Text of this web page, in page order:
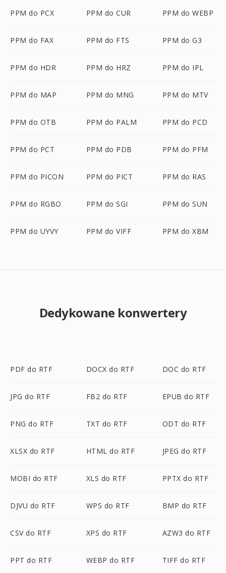
PPM do PCX PPM do CUR PPM do WEBP
PPM do FAX PPM do FTS PPM do G3
PPM do HDR PPM do HRZ PPM do IPL
PPM do MAP PPM do MNG PPM do MTV
PPM do OTB PPM do PALM PPM do PCD
PPM do PCT PPM do PDB PPM do PFM
PPM do PICON PPM do PICT PPM do RAS
PPM do RGBO PPM do SGI PPM do SUN
PPM do UYVY PPM do VIFF PPM do XBM
Dedykowane konwertery
PDF do RTF DOCX do RTF DOC do RTF
JPG do RTF FB2 do RTF EPUB do RTF
PNG do RTF TXT do RTF ODT do RTF
XLSX do RTF HTML do RTF JPEG do RTF
MOBI do RTF XLS do RTF PPTX do RTF
DJVU do RTF WPS do RTF BMP do RTF
CSV do RTF XPS do RTF AZW3 do RTF
PPT do RTF WEBP do RTF TIFF do RTF